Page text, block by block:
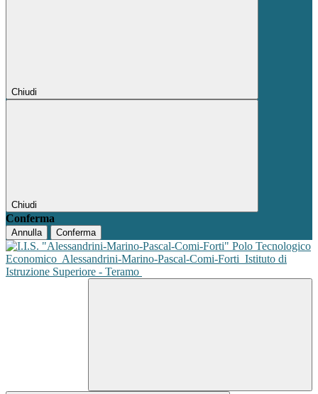
Chiudi
Chiudi
Conferma
Annulla Conferma
Polo Tecnologico
Economico Alessandrini-Marino-Pascal-Comi-Forti Istituto di
Istruzione Superiore - Teramo